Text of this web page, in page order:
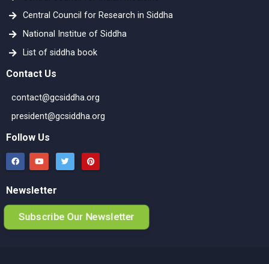
Central Council for Research in Siddha
National Institue of Siddha
List of siddha book
Contact Us
contact@gcsiddha.org
president@gcsiddha.org
Follow Us
Newsletter
Subscribe Our Newsletter